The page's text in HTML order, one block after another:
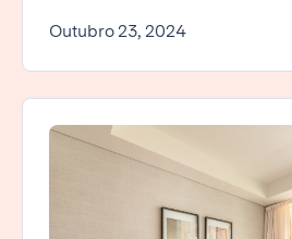
Outubro 23, 2024